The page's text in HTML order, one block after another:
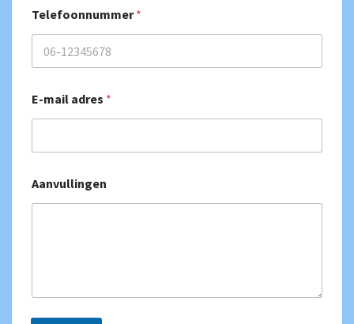
Telefoonnummer*
E-mail adres *
Aanvullingen